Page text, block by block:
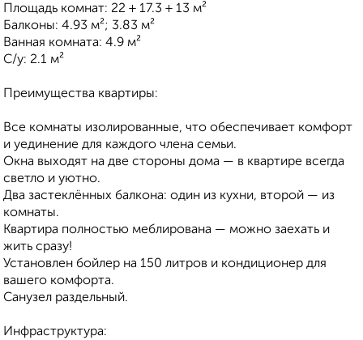
Площадь комнат: 22 + 17.3 + 13 м²
Балконы: 4.93 м²; 3.83 м²
Ванная комната: 4.9 м²
С/у: 2.1 м²
Преимущества квартиры:
Все комнаты изолированные, что обеспечивает комфорт
и уединение для каждого члена семьи.
Окна выходят на две стороны дома — в квартире всегда
светло и уютно.
Два застеклённых балкона: один из кухни, второй — из
комнаты.
Квартира полностью меблирована — можно заехать и
жить сразу!
Установлен бойлер на 150 литров и кондиционер для
вашего комфорта.
Санузел раздельный.
Инфраструктура: